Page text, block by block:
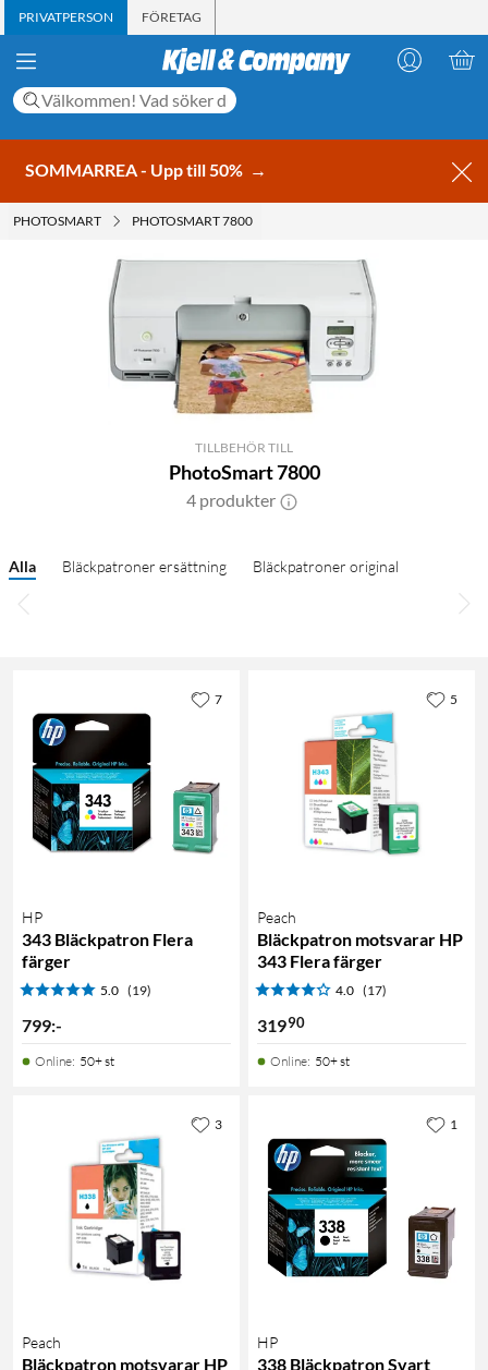
PRIVATPERSON FÖRETAG
SOMMARREA - Upp till 50% →
PHOTOSMART PHOTOSMART 7800
TILLBEHÖR TILL
PhotoSmart 7800
4 produkter
Alla Bläckpatroner ersättning Bläckpatroner original
HP
343 Bläckpatron Flera
färger
5.0 (19)
799:-
Online: 50+ st
7
Peach
Bläckpatron motsvarar HP
343 Flera färger
4.0 (17)
31990
Online: 50+ st
5
Peach
Bläckpatron motsvarar HP
3
HP
338 Bläckpatron Svart
1